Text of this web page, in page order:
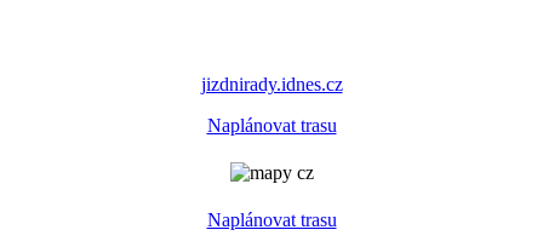
jizdnirady.idnes.cz
Naplánovat trasu
Naplánovat trasu